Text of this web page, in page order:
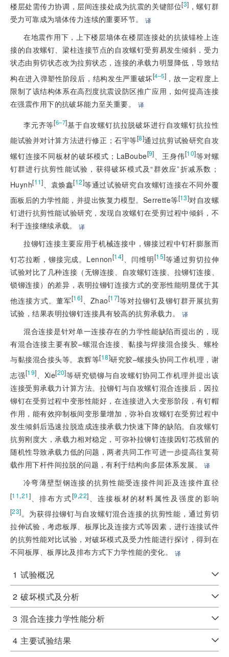
楼层处需传力协调，层间连接处成为抗震的关键部位[3] ，螺钉群
受力可靠成为墙体传力连续的重要环节。
译
在地震作用下，上下楼层墙体在楼层连接处的抗拔锚栓上连
接的自攻螺钉、梁柱连接节点的自攻螺钉受剪易发生倾斜，受力
状态由剪切状态改为拉剪状态，连接的承载力明显降低，导致结
构在进入弹塑性阶段后，结构发生严重破坏[4–5] ，故一定程度上
限制了该结构体系在高烈度抗震设防区推广应用，如何提高连接
在强震作用下的抗破坏能力至关重要。
译
李元齐等[6–7]基于自攻螺钉抗拉脱破坏进行自攻螺钉抗拉性
能试验并对计算方法进行修正；石宇等[8]通过抗剪试验研究自攻
螺钉连接不同板材的破坏模式；LaBoube[9] 、王身伟[10]等对螺
钉群进行抗剪性能试验，获得破坏模式及“群效应”折减系数；
Huynh[11] 、袁焕鑫[12]等通过试验研究自攻螺钉连接在不同外覆
面板后的力学性能，并提出恢复力模型。Serrette等[13]对自攻螺
钉进行抗剪性能试验研究，发现自攻螺钉在受剪过程中倾斜，不
利于连接继续承载。
译
拉铆钉连接主要应用于机械连接中，铆接过程中钉杆膨胀而
钉芯拉断，铆接完成。Lennon[14] 、闫维明[15]等通过剪切拉伸
试验对比了几种连接（无铆连接、自攻螺钉连接、拉铆钉连接、
锁铆连接）的差异，表明拉铆钉连接方式的变形性能明显优于其
他连接方式。董军[16] 、Zhao[17]等对拉铆钉及铆钉群开展抗剪
试验，结果表明拉铆钉连接具有较高的抗剪承载力。
译
混合连接是针对单一连接存在的力学性能缺陷而提出的，现
有混合连接主要有胶–螺混合连接、黏接与焊接混合接头、螺栓
与黏接混合接头等。袁辉等[18]研究胶–螺接头协同工作机理，谢
志强[19] 、Xie[20]等研究锁铆与自攻螺钉协同工作机理并提出该
连接受剪承载力计算方法。拉铆钉与自攻螺钉混合连接后，因拉
铆钉在受剪过程中变形性能好，在连接进入大变形阶段，有钉帽
作用，能有效抑制板间变形量增加，弥补自攻螺钉在受剪过程中
发生倾斜后迅速拉脱造成连接承载力快速下降的缺陷。自攻螺钉
抗剪刚度大，承载力相对稳定，可弥补拉铆钉连接因钉芯残留的
随机性导致承载力低的问题，两者共同工作可进一步提高往复荷
载作用下杆件间拉脱的问题，有利于结构向多层体系发展。
译
冷弯薄壁型钢连接的抗剪性能受连接件间距及连接件直径
[11,21]、排布方式[9,22] 、连接板材的材料属性及强度的影响
[23]。为获得拉铆钉与自攻螺钉混合连接的抗剪性能，通过剪切
拉伸试验，考虑板厚、板厚比及连接方式等因素，进行连接试件
的抗剪性能对比试验，对破坏模式及受力性能进行探讨，得到在
不同板厚、板厚比及排布方式下力学性能的变化。
译
1 试验概况
2 破坏模式及分析
3 混合连接力学性能分析
4 主要试验结果